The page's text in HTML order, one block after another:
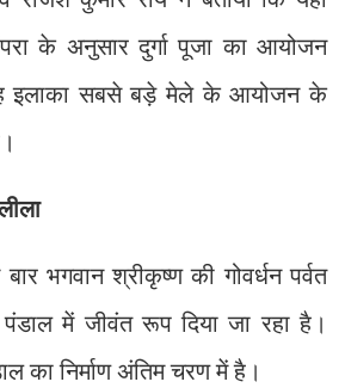
के अनुसार दुर्गा पूजा का आयोजन
इलाका सबसे बड़े मेले के आयोजन के
भगवान श्रीकृष्ण की गोवर्धन पर्वत
में जीवंत रूप दिया जा रहा है।
का निर्माण अंतिम चरण में है।